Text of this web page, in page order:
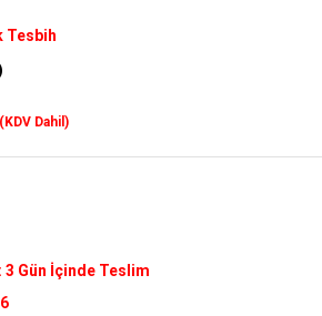
Tesbih
(KDV Dahil)
: 3 Gün İçinde Teslim